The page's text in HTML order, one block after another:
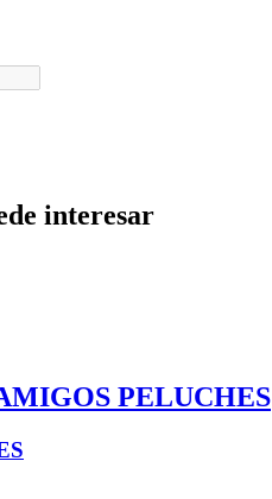
interesar
PELUCHES